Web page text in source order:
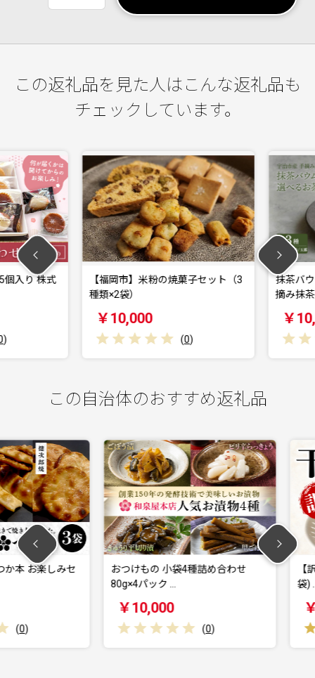
この返礼品を見た人はこんな返礼品も
チェックしています。
入り 株式
【福岡市】米粉の焼菓子セット（3
種類×2袋）
￥10,000
( )
抹茶バウ
摘み抹茶
￥
この自治体のおすすめ返礼品
楽しみセ
おつけもの 小袋4種詰め合わせ
80g×4パック …
￥10,000
(0
【訳あり
￥